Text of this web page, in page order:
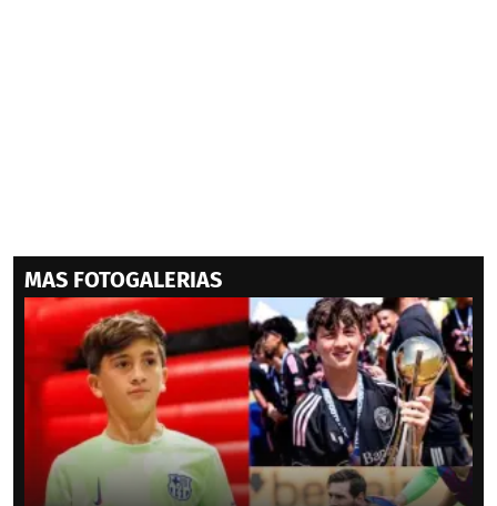
MAS FOTOGALERIAS